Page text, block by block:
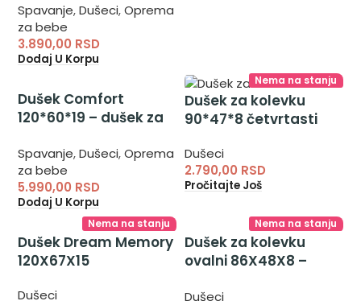
decu
Spavanje, Dušeci, Oprema
za bebe
3.890,00 RSD
Dodaj U Korpu
Dušek Comfort
120*60*19 – dušek za
Spavanje, Dušeci, Oprema
za bebe
5.990,00 RSD
Dodaj U Korpu
Nema na stanju
Dušek za kolevku
90*47*8 četvrtasti
Dušeci
2.790,00 RSD
Pročitajte Još
Nema na stanju
Dušek Dream Memory
120X67X15
Dušeci
Nema na stanju
Dušek za kolevku
ovalni 86X48X8 –
Dušeci